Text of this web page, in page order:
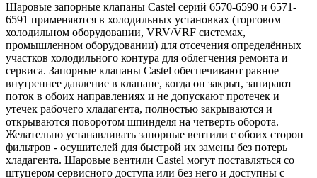
Шаровые запорные клапаны Castel серий 6570-6590 и 6571-
6591 применяются в холодильных установках (торговом
холодильном оборудовании, VRV/VRF системах,
промышленном оборудовании) для отсечения определённых
участков холодильного контура для облегчения ремонта и
сервиса. Запорные клапаны Castel обеспечивают равное
внутреннее давление в клапане, когда он закрыт, запирают
поток в обоих направлениях и не допускают протечек и
утечек рабочего хладагента, полностью закрываются и
открываются поворотом шпинделя на четверть оборота.
Желательно устанавливать запорные вентили с обоих сторон
фильтров - осушителей для быстрой их замены без потерь
хладагента. Шаровые вентили Castel могут поставляться со
штуцером сервисного доступа или без него и доступны с